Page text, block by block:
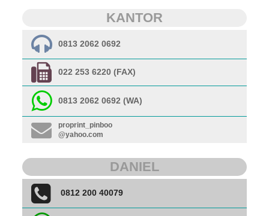
KANTOR
0813 2062 0692
022 253 6220 (FAX)
0813 2062 0692 (WA)
proprint_pinboo
@yahoo.com
DANIEL
0812 200 40079